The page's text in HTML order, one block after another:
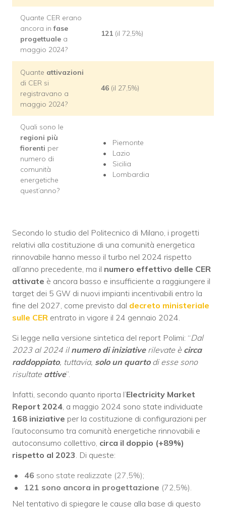
Quante CER erano
ancora infase
progettuale a
maggio 2024?
121 (il 72,5%)
Quante attivazioni
di CER si
registravano a
maggio 2024?
46 (il 27,5%)
Quali sono le
regioni più
fiorenti per
numero di
comunità
energetiche
quest’anno?
Piemonte
Lazio
Sicilia
Lombardia
Secondo lo studio del Politecnico di Milano, i progetti
relativi alla costituzione di una comunità energetica
rinnovabile hanno messo il turbo nel 2024 rispetto
all’anno precedente, ma il numero effettivo delle CER
attivate è ancora basso e insufficiente a raggiungere il
target dei 5 GW di nuovi impianti incentivabili entro la
fine del 2027, come previsto dal decreto ministeriale
sulle CER entrato in vigore il 24 gennaio 2024.
Si legge nella versione sintetica del report Polimi: “Dal
2023 al 2024 il numero di iniziative rilevate è circa
raddoppia­to, tuttavia, solo un quarto di esse sono
risultate attive”.
Infatti, secondo quanto riporta l’Electricity Market
Report 2024 , a maggio 2024 sono state individuate
168 iniziative per la costituzione di configurazioni per
l’autoconsumo tra comunità energetiche rinnovabili e
autoconsumo collettivo, circa il doppio (+89%)
rispetto al 2023 . Di queste:
46 sono state realizzate (27,5%);
121 sono ancora in progettazione (72,5%).
Nel tentativo di spiegare le cause alla base di questo